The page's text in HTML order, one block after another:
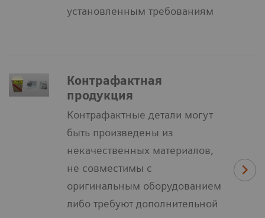
установленным требованиям
Контрафактная
продукция
Контрафактные детали могут
быть произведены из
некачественных материалов,
не совместимы с
оригинальным оборудованием
либо требуют дополнительной